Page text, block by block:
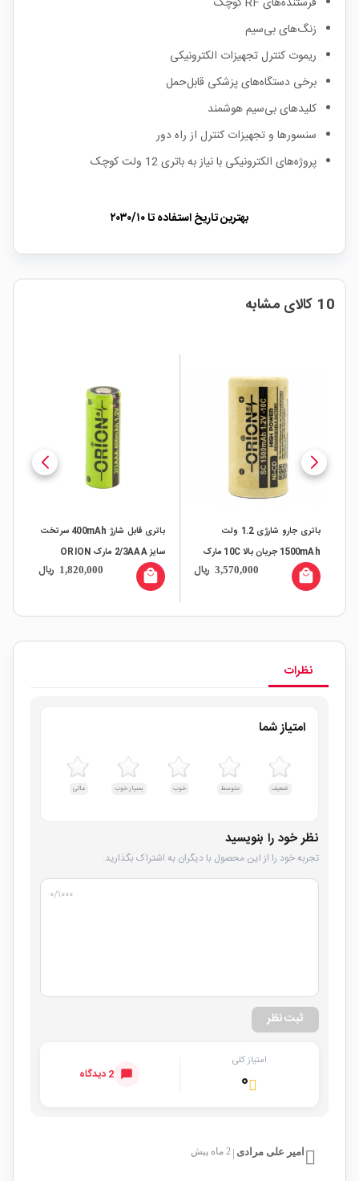
زنگ‌های بی‌سیم
ریموت کنترل تجهیزات الکترونیکی
برخی دستگاه‌های پزشکی قابل‌حمل
کلیدهای بی‌سیم هوشمند
سنسورها و تجهیزات کنترل از راه دور
پروژه‌های الکترونیکی با نیاز به باتری 12 ولت کوچک
بهترین تاریخ استفاده تا۲۰۳۰/۱۰
10 کالای مشابه
باتری جارو شارژی 1.2 ولت
1500mAh جریان بالا 10C مارک
ORION
3,570,000 ریال local_mall
باتری قابل شارژ 400mAh سرتخت
سایز 2/3AAA مارک ORION
1,820,000 ریال local_mall
نظرات
امتیاز شما
ضعیف متوسط خوب بسیار خوب عالی
نظر خود را بنویسید
تجربه خود را از این محصول با دیگران به اشتراک بگذارید.
۰/۱۰۰۰
ثبت نظر
امتیاز کلی
۰ 2 دیدگاه
امیر علی مرادی | 2 ماه پیش